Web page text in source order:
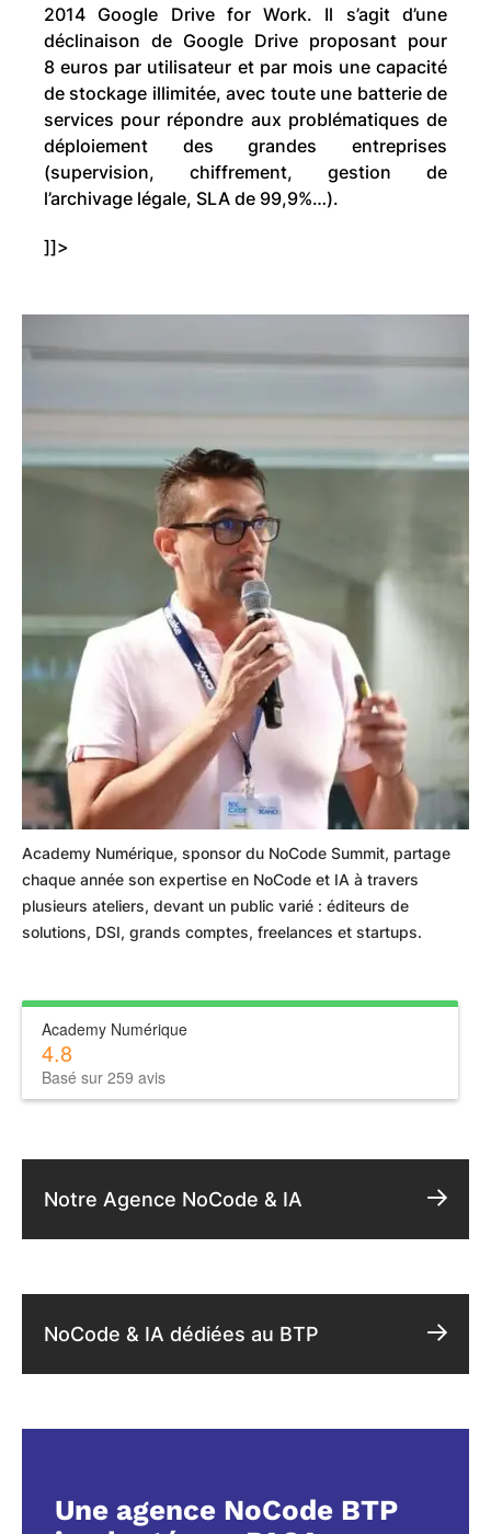
2014 Google Drive for Work. Il s’agit d’une
déclinaison de Google Drive proposant pour
8 euros par utilisateur et par mois une capacité
de stockage illimitée, avec toute une batterie de
services pour répondre aux problématiques de
déploiement des grandes entreprises
(supervision, chiffrement, gestion de
l’archivage légale, SLA de 99,9%…).
]]>
Academy Numérique, sponsor du NoCode Summit, partage
chaque année son expertise en NoCode et IA à travers
plusieurs ateliers, devant un public varié : éditeurs de
solutions, DSI, grands comptes, freelances et startups.
Academy Numérique
4.8
Basé sur 259 avis
Notre Agence NoCode & IA
NoCode & IA dédiées au BTP
Une agence NoCode BTP